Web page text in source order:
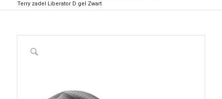
Terry zadel Liberator D gel Zwart